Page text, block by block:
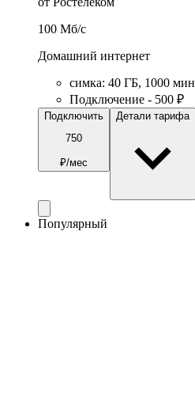
100 Мб/c
Домашний интернет
симка: 40 ГБ, 1000 мин
Подключение - 500 ₽
Подключить
750
₽/мес
Детали тарифа
Популярный